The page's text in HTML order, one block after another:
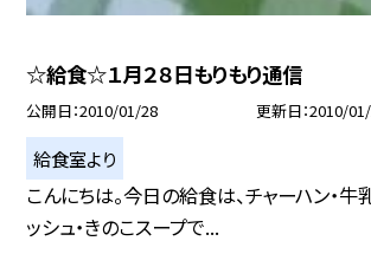
☆給食☆１月２８日もりもり通信
公開日 2010/01/28 更新日 2010/
給食室より
こんにちは。今日の給食は、チャーハン・牛
ッシュ・きのこスープで...